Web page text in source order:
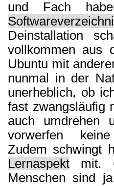
und Fach
Deinstallation
vollkommen aus
Ubuntu mit
nunmal in der
unerheblich, ob
fast zwangsläufig
auch umdrehen
vorwerfen
Zudem schwingt
Lernaspekt mit.
Menschen sind